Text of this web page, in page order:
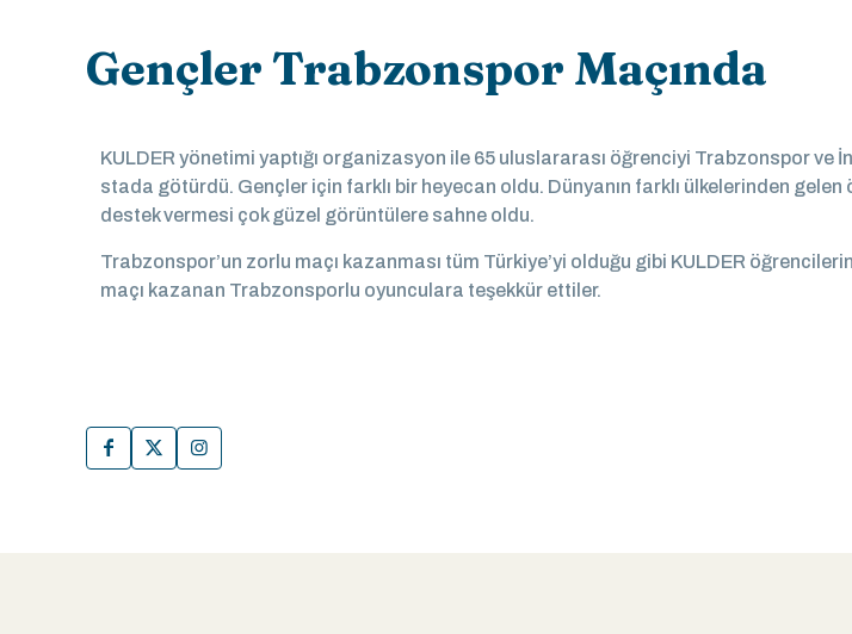
Gençler Trabzonspor Maçında
KULDER yönetimi yaptığı organizasyon ile 65 uluslararası öğrenciyi Trabzonspor ve
stada götürdü. Gençler için farklı bir heyecan oldu. Dünyanın farklı ülkelerinden
destek vermesi çok güzel görüntülere sahne oldu.
Trabzonspor’un zorlu maçı kazanması tüm Türkiye’yi olduğu gibi KULDER
maçı kazanan Trabzonsporlu oyunculara teşekkür ettiler.